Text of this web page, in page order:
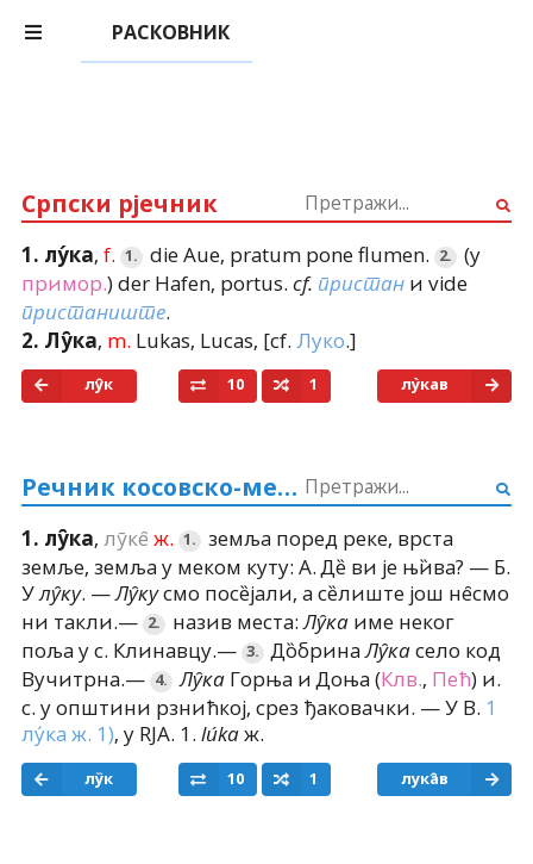
РАСКОВНИК
Српски рјечник
1. лу́ка,f. 1. die Aue, pratum pone flumen. 2.
(у
примор.) der Hafen, portus.cf. пристан иvide
пристаниште.
2. Лу̑ка, m. Lukas, Lucas, [cf. Луко.]
лу̑к 10 1 лу̀кав
Речник косовско-метохиског дијалекта
1. лу̑ка,лӯке̑ ж. 1.
земља поред реке, врста
земље, земља у меком куту:А. Де̏ ви је њи̏ва? — Б.
Улу̑ку. —Лу̑кусмо посе̏јали, а се̏лиште још не̑смо
ни такли.— 2. назив места:Лу̑каиме неког
поља у с. Клинавцу.— 3. До̏бринаЛу̑касело код
Вучитрна.— 4. Лу̑каГорња и Доња(Клв., Пећ) и.
с. у општини рзнићкој, срез ђаковачки. —У В. 1
лу́ка ж. 1),у RJA. 1.lúka ж.
лу̏к 10 1 лука̑в